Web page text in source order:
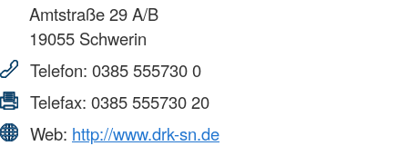
Amtstraße 29 A/B
19055 Schwerin
Telefon: 0385 555730 0
Telefax: 0385 555730 20
Web: http://www.drk-sn.de